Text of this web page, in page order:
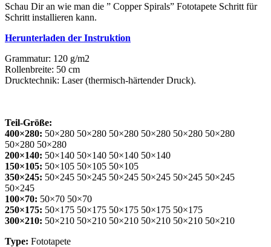
Schau Dir an wie man die ” Copper Spirals” Fototapete Schritt für
Schritt installieren kann.
Herunterladen der Instruktion
Grammatur: 120 g/m2
Rollenbreite: 50 cm
Drucktechnik: Laser (thermisch-härtender Druck).
Teil-Größe:
400×280: 50×280 50×280 50×280 50×280 50×280 50×280
50×280 50×280
200×140: 50×140 50×140 50×140 50×140
150×105: 50×105 50×105 50×105
350×245: 50×245 50×245 50×245 50×245 50×245 50×245
50×245
100×70: 50×70 50×70
250×175: 50×175 50×175 50×175 50×175 50×175
300×210: 50×210 50×210 50×210 50×210 50×210 50×210
Type: Fototapete